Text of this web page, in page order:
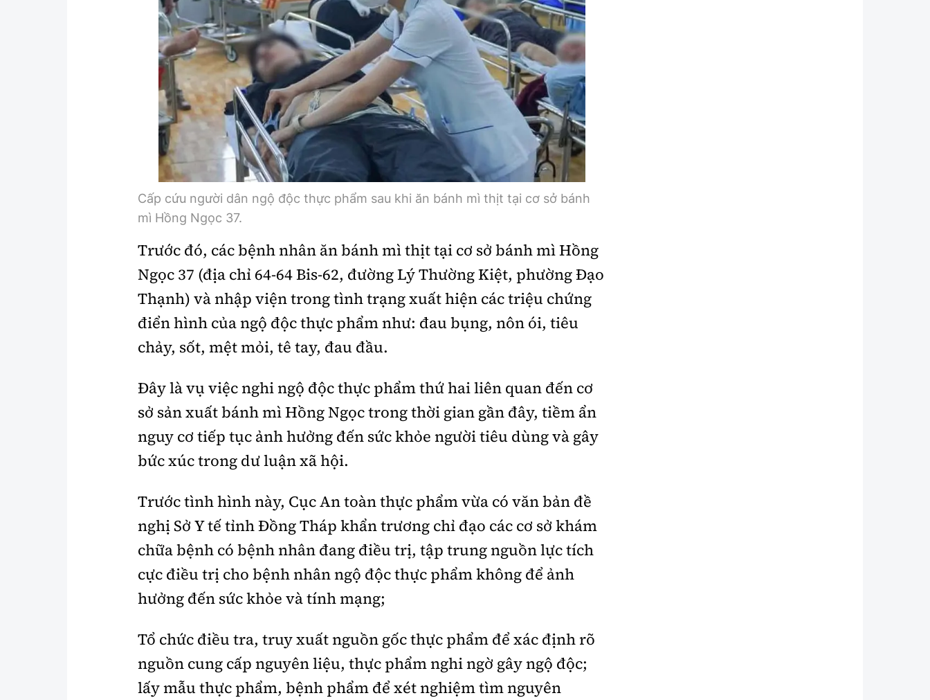
Lao động - Công đoàn
Showbiz
Điện ảnh
Âm nhạc
Bình luận
Hậu trường sao
360 độ thể thao
Sản phẩm mới
AI
Tư vấn
Thời sự Quốc tế
Thế giới giao thông
Thế giới xây dựng
Đi ++
Du lịch
Khám phá
Lối sống
Ẩm thực
Video
Thời sự
Khám phá
Camera giao thông
Lăng kính xây dựng
Giải trí - Thể thao
Cấp cứu người dân ngộ độc thực phẩm sau khi ăn bánh mì thịt tại cơ sở bánh
mì Hồng Ngọc 37.
Trước đó, các bệnh nhân ăn bánh mì thịt tại cơ sở bánh mì Hồng
Ngọc 37 (địa chỉ 64-64 Bis-62, đường Lý Thường Kiệt, phường Đạo
Thạnh) và nhập viện trong tình trạng xuất hiện các triệu chứng
điển hình của ngộ độc thực phẩm như: đau bụng, nôn ói, tiêu
chảy, sốt, mệt mỏi, tê tay, đau đầu.
Đây là vụ việc nghi ngộ độc thực phẩm thứ hai liên quan đến cơ
sở sản xuất bánh mì Hồng Ngọc trong thời gian gần đây, tiềm ẩn
nguy cơ tiếp tục ảnh hưởng đến sức khỏe người tiêu dùng và gây
bức xúc trong dư luận xã hội.
Trước tình hình này, Cục An toàn thực phẩm vừa có văn bản đề
nghị Sở Y tế tỉnh Đồng Tháp khẩn trương chỉ đạo các cơ sở khám
chữa bệnh có bệnh nhân đang điều trị, tập trung nguồn lực tích
cực điều trị cho bệnh nhân ngộ độc thực phẩm không để ảnh
hưởng đến sức khỏe và tính mạng;
Tổ chức điều tra, truy xuất nguồn gốc thực phẩm để xác định rõ
nguồn cung cấp nguyên liệu, thực phẩm nghi ngờ gây ngộ độc;
lấy mẫu thực phẩm, bệnh phẩm để xét nghiệm tìm nguyên